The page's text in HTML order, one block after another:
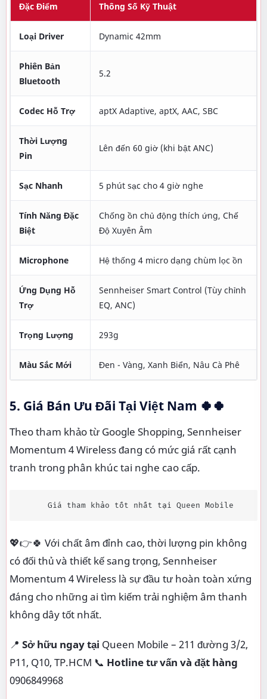
Đặc Điểm Thông Số Kỹ Thuật
Loại Driver Dynamic 42mm
Phiên Bản
Bluetooth
5.2
Codec Hỗ Trợ aptX Adaptive, aptX, AAC, SBC
Thời Lượng
Pin
Lên đến 60 giờ (khi bật ANC)
Sạc Nhanh 5 phút sạc cho 4 giờ nghe
Tính Năng Đặc
Biệt
Chống ồn chủ động thích ứng, Chế
Độ Xuyên Âm
Microphone Hệ thống 4 micro dạng chùm lọc ồn
Ứng Dụng Hỗ
Trợ
Sennheiser Smart Control (Tùy chỉnh
EQ, ANC)
Trọng Lượng 293g
Màu Sắc Mới Đen - Vàng, Xanh Biển, Nâu Cà Phê
5. Giá Bán Ưu Đãi Tại Việt Nam 🍀🍀
Theo tham khảo từ Google Shopping, Sennheiser
Momentum 4 Wireless đang có mức giá rất cạnh
tranh trong phân khúc tai nghe cao cấp.
Giá tham khảo tốt nhất tại Queen Mobile
💖👉🍀 Với chất âm đỉnh cao, thời lượng pin không
có đối thủ và thiết kế sang trọng, Sennheiser
Momentum 4 Wireless là sự đầu tư hoàn toàn xứng
đáng cho những ai tìm kiếm trải nghiệm âm thanh
không dây tốt nhất.
📍 Sở hữu ngay tại Queen Mobile – 211 đường 3/2,
P11, Q10, TP.HCM 📞 Hotline tư vấn và đặt hàng
0906849968